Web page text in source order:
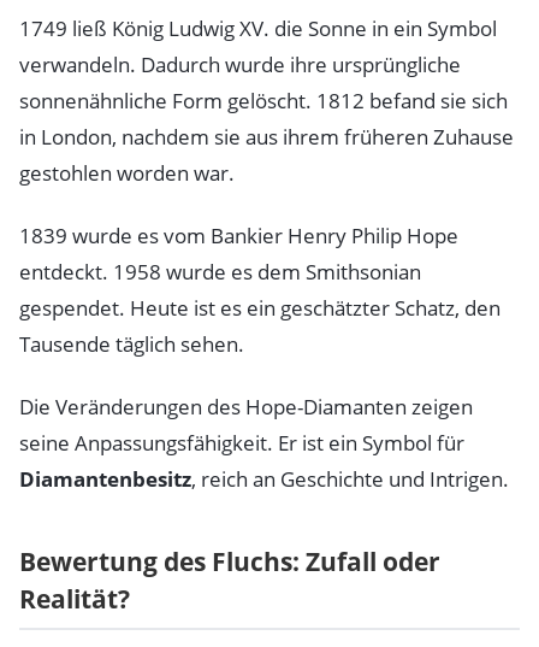
1749 ließ König Ludwig XV. die Sonne in ein Symbol
verwandeln. Dadurch wurde ihre ursprüngliche
sonnenähnliche Form gelöscht. 1812 befand sie sich
in London, nachdem sie aus ihrem früheren Zuhause
gestohlen worden war.
1839 wurde es vom Bankier Henry Philip Hope
entdeckt. 1958 wurde es dem Smithsonian
gespendet. Heute ist es ein geschätzter Schatz, den
Tausende täglich sehen.
Die Veränderungen des Hope-Diamanten zeigen
seine Anpassungsfähigkeit. Er ist ein Symbol für
Diamantenbesitz, reich an Geschichte und Intrigen.
Bewertung des Fluchs: Zufall oder
Realität?